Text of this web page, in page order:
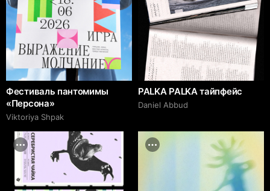
Фестиваль пантомимы
«Персона»
Viktoriya Shpak
PALKA PALKA тайпфейс
Daniel Abbud